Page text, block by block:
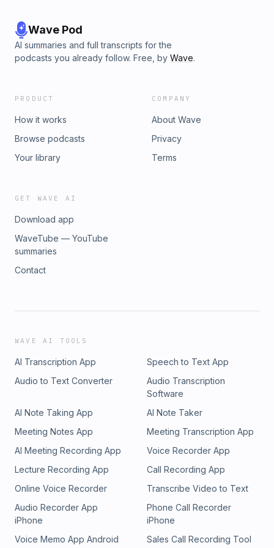
Wave Pod
AI summaries and full transcripts for the
podcasts you already follow. Free, by Wave.
PRODUCT
How it works
Browse podcasts
Your library
COMPANY
About Wave
Privacy
Terms
GET WAVE AI
Download app
WaveTube — YouTube
summaries
Contact
WAVE AI TOOLS
AI Transcription App
Speech to Text App
Audio to Text Converter
Audio Transcription
Software
AI Note Taking App
AI Note Taker
Meeting Notes App
Meeting Transcription App
AI Meeting Recording App
Voice Recorder App
Lecture Recording App
Call Recording App
Online Voice Recorder
Transcribe Video to Text
Audio Recorder App
iPhone
Phone Call Recorder
iPhone
Voice Memo App Android
Sales Call Recording Tool